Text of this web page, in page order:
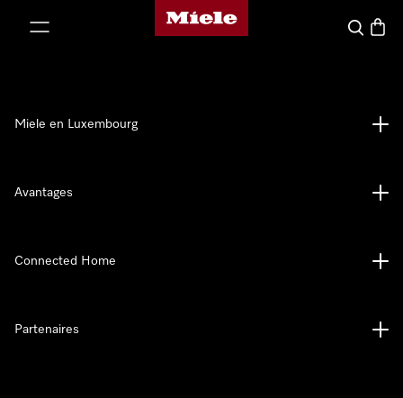
Page d'accueil de Miele
Panier
Miele en Luxembourg
Avantages
Connected Home
Partenaires